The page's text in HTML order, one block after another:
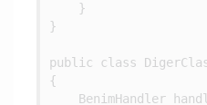
    }
}
public class
{
BenimHandler